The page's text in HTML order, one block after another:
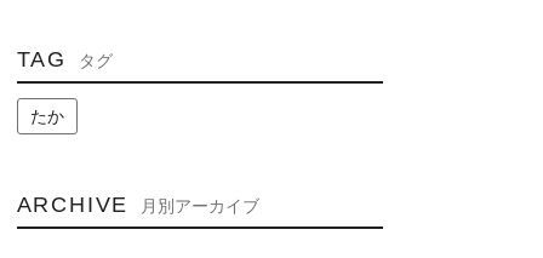
TAG タグ
たか
ARCHIVE 月別アーカイブ